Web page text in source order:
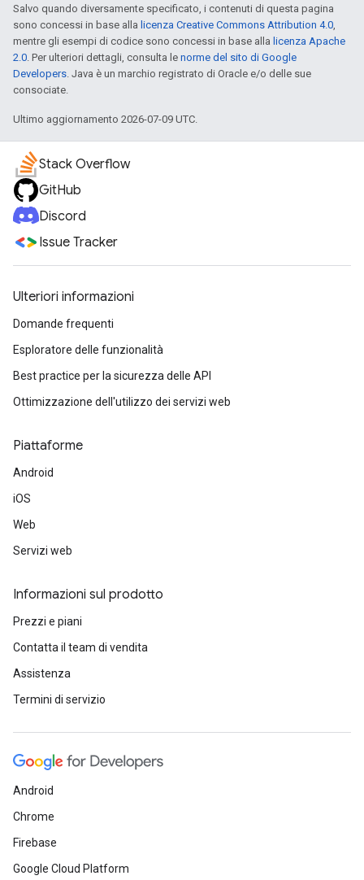
Salvo quando diversamente specificato, i contenuti di questa pagina
sono concessi in base alla licenza Creative Commons Attribution 4.0,
mentre gli esempi di codice sono concessi in base alla licenza Apache
2.0. Per ulteriori dettagli, consulta le norme del sito di Google
Developers. Java è un marchio registrato di Oracle e/o delle sue
consociate.
Ultimo aggiornamento 2026-07-09 UTC.
Stack Overflow
GitHub
Discord
Issue Tracker
Ulteriori informazioni
Domande frequenti
Esploratore delle funzionalità
Best practice per la sicurezza delle API
Ottimizzazione dell'utilizzo dei servizi web
Piattaforme
Android
iOS
Web
Servizi web
Informazioni sul prodotto
Prezzi e piani
Contatta il team di vendita
Assistenza
Termini di servizio
Android
Chrome
Firebase
Google Cloud Platform